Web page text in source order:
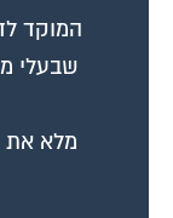
המוקד
שבעלי
מלא את